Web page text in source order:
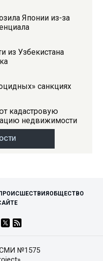
Японии из-за
из Узбекистана
санкциях
кадастровую
недвижимости
ОБЩЕСТВО
СМИ №1575